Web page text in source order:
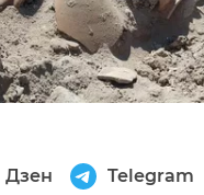
Дзен Telegram